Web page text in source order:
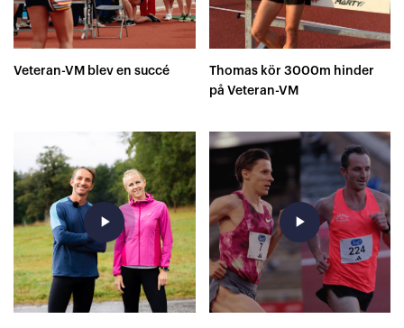
Veteran-VM blev en succé
Thomas kör 3000m hinder
på Veteran-VM
play_arrow play_arrow